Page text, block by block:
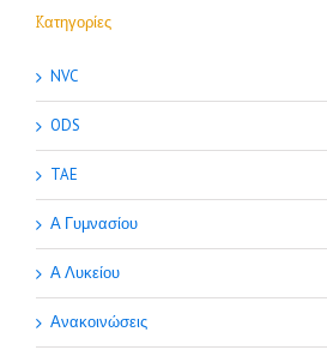
Kατηγορίες
NVC
ODS
TAE
Α Γυμνασίου
Α Λυκείου
Ανακοινώσεις